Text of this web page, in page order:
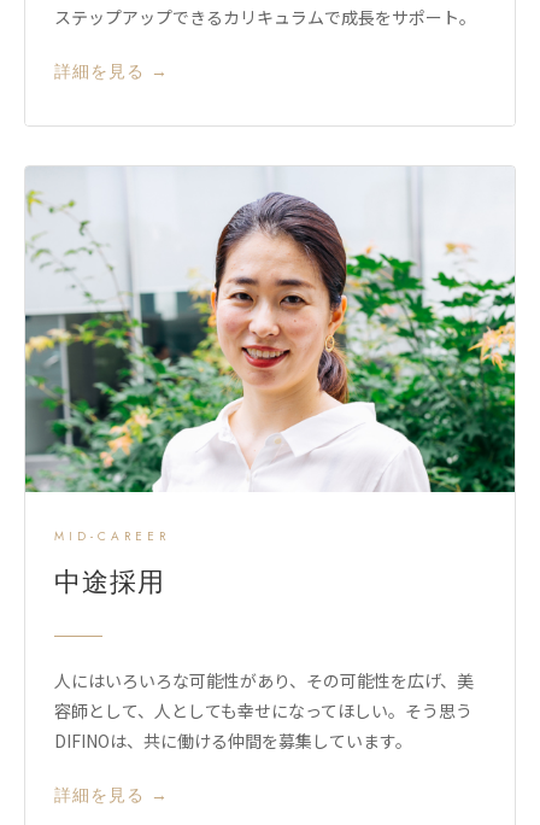
ステップアップできるカリキュラムで成長をサポート。
詳細を見る →
MID-CAREER
中途採用
人にはいろいろな可能性があり、その可能性を広げ、美
容師として、人としても幸せになってほしい。そう思う
DIFINOは、共に働ける仲間を募集しています。
詳細を見る →